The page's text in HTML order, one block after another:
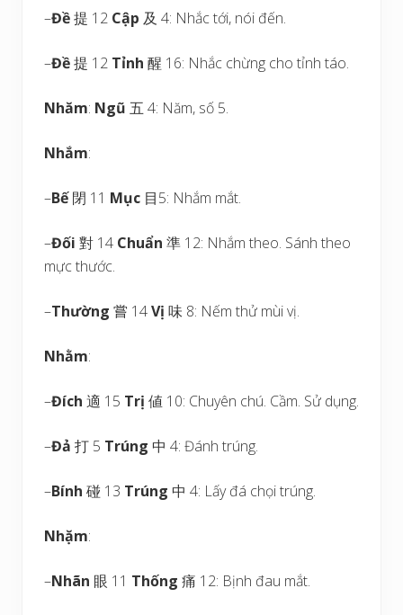
–Đề提 12 Cập 及 4: Nhắc tới, nói đến.
–Đề提 12 Tỉnh 醒 16: Nhắc chừng cho tỉnh táo.
Nhăm: Ngũ 五 4: Năm, số 5.
Nhắm:
–Bế閉 11 Mục 目5: Nhắm mắt.
–Đối 對 14 Chuẩn 準 12: Nhắm theo. Sánh theo
mực thước.
–Thường 嘗 14Vị 味 8: Nếm thử mùi vị.
Nhằm:
–Đích 適 15 Trị 値 10: Chuyên chú. Cầm. Sử dụng.
–Đả 打 5 Trúng 中 4: Đánh trúng.
–Bính 碰 13 Trúng 中 4: Lấy đá chọi trúng.
Nhặm:
–Nhãn 眼 11 Thống 痛 12: Bịnh đau mắt.